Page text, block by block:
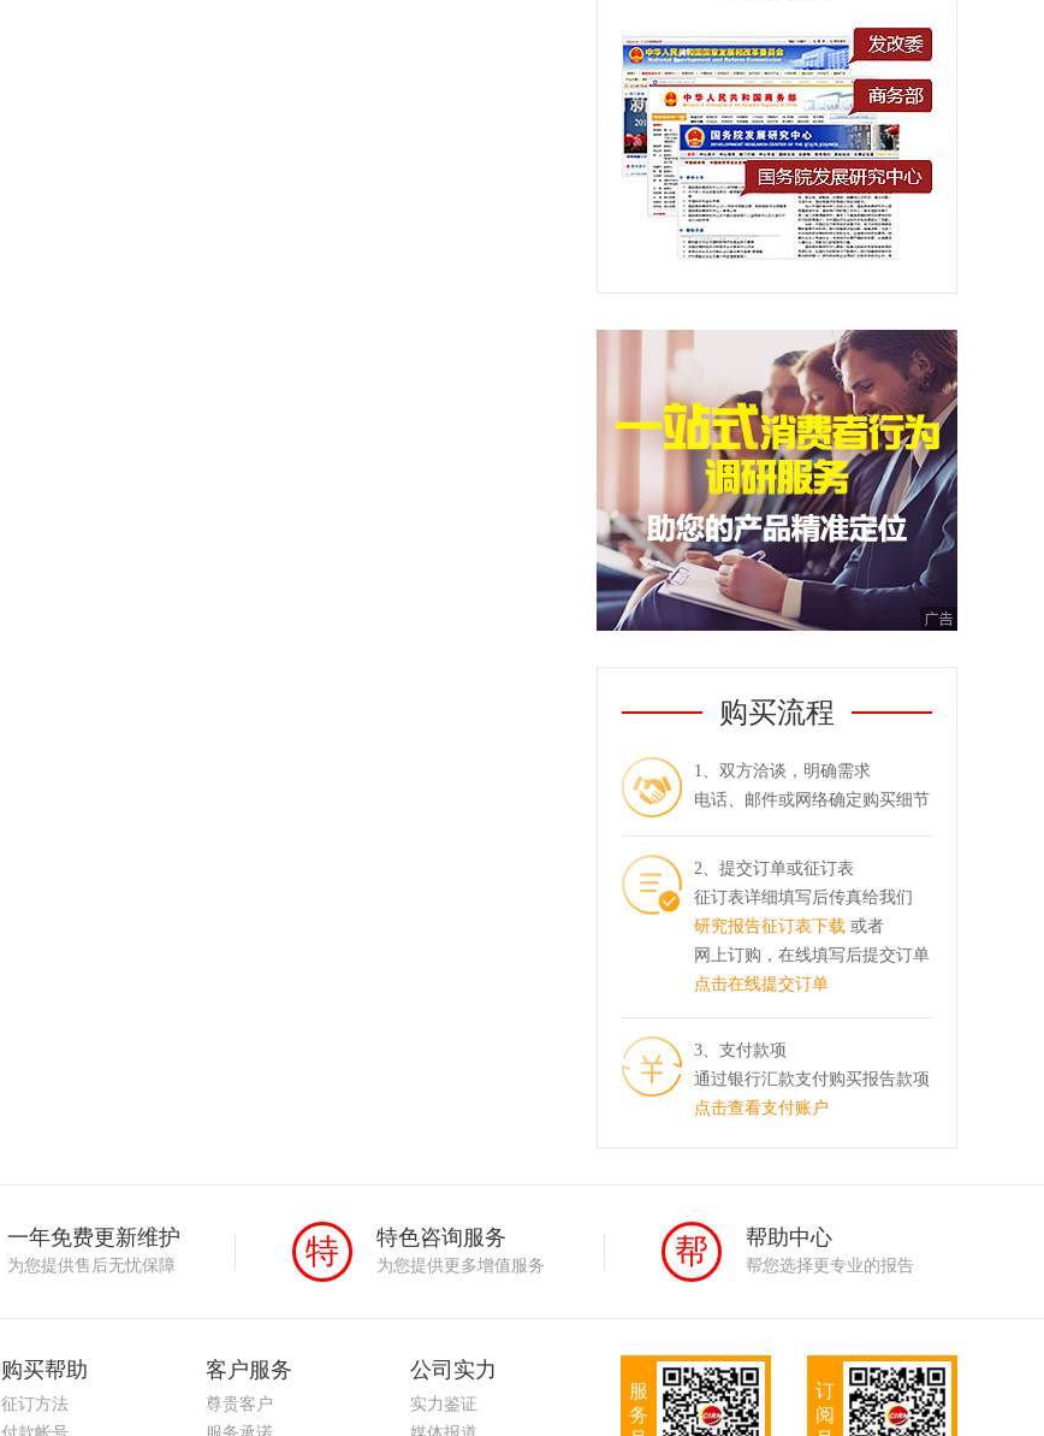
购买流程
1、双方洽谈，明确需求
电话、邮件或网络确定购买细节
2、提交订单或征订表
征订表详细填写后传真给我们
研究报告征订表下载 或者
网上订购，在线填写后提交订单
点击在线提交订单
3、支付款项
通过银行汇款支付购买报告款项
点击查看支付账户
一年免费更新维护
为您提供售后无忧保障 特 特色咨询服务
为您提供更多增值服务 帮 帮助中心
帮您选择更专业的报告
购买帮助
征订方法
客户服务
尊贵客户
公司实力
实力鉴证
服
务
订
阅